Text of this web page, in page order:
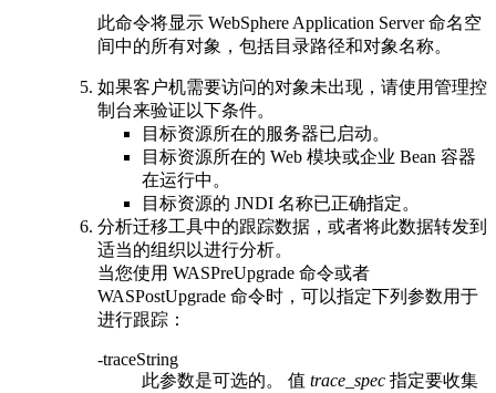
此命令将显示 WebSphere Application Server命名空
间中的所有对象，包括目录路径和对象名称。
如果客户机需要访问的对象未出现，请使用管理控
制台来验证以下条件。
目标资源所在的服务器已启动。
目标资源所在的 Web 模块或企业 Bean 容器
在运行中。
目标资源的 JNDI 名称已正确指定。
分析迁移工具中的跟踪数据，或者将此数据转发到
适当的组织以进行分析。
当您使用 WASPreUpgrade 命令或者
WASPostUpgrade 命令时，可以指定下列参数用于
进行跟踪：
-traceString
此参数是可选的。 值 trace_spec 指定要收集